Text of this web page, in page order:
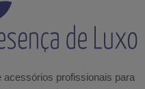
acessórios profissionais para